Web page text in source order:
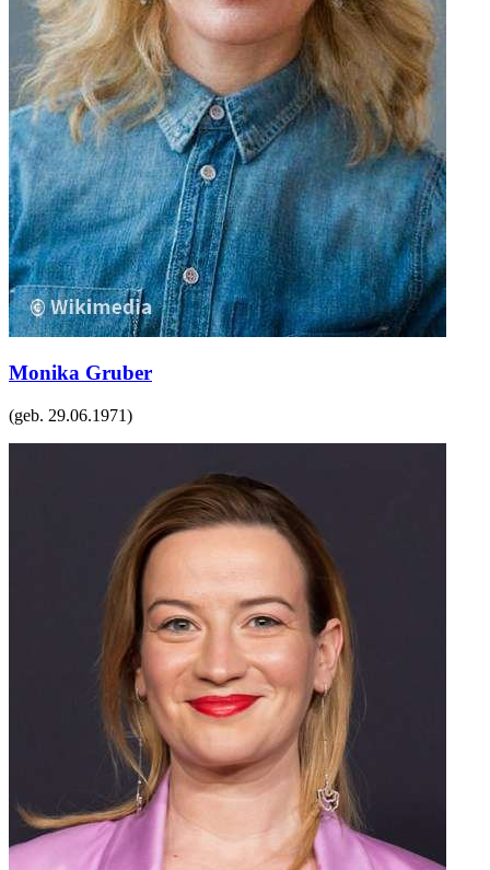
Monika Gruber
(geb. 29.06.1971)